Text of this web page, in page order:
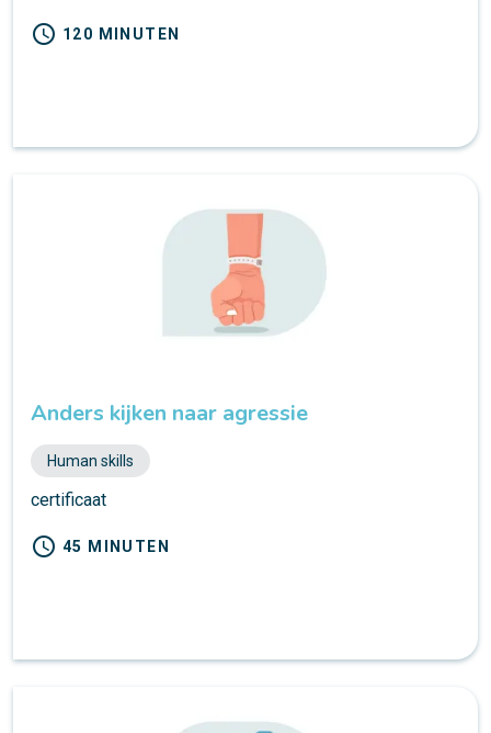
schedule 120 MINUTEN
Anders kijken naar agressie
Human skills
certificaat
schedule 45 MINUTEN